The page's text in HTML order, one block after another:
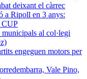
a Ripoll en 3 anys:
CUP
engeguen motors per